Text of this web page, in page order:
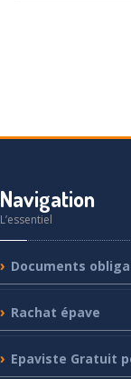
Navigation
L’essentiel
Documents
Rachat épave
Epaviste Gratuit